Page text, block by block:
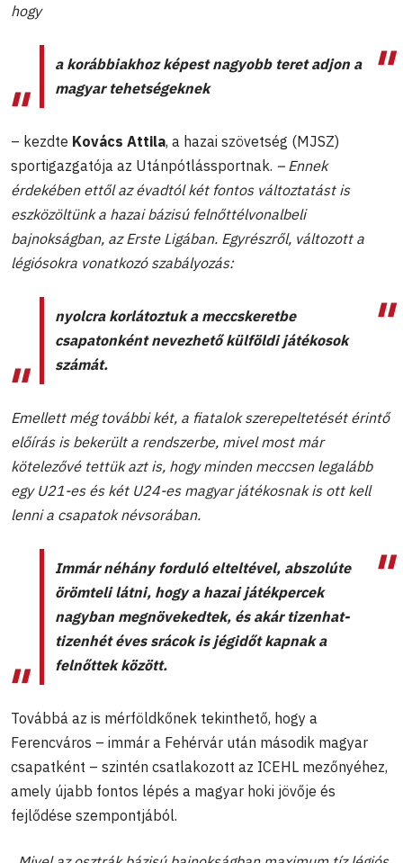
hogy
a korábbiakhoz képest nagyobb teret adjon a
magyar tehetségeknek
– kezdte Kovács Attila, a hazai szövetség (MJSZ)
sportigazgatója az Utánpótlássportnak. – Ennek
érdekében ettől az évadtól két fontos változtatást is
eszközöltünk a hazai bázisú felnőttélvonalbeli
bajnokságban, az Erste Ligában. Egyrészről, változott a
légiósokra vonatkozó szabályozás:
nyolcra korlátoztuk a meccskeretbe
csapatonként nevezhető külföldi játékosok
számát.
Emellett még további két, a fiatalok szerepeltetését érintő
előírás is bekerült a rendszerbe, mivel most már
kötelezővé tettük azt is, hogy minden meccsen legalább
egy U21-es és két U24-es magyar játékosnak is ott kell
lenni a csapatok névsorában.
Immár néhány forduló elteltével, abszolúte
örömteli látni, hogy a hazai játékpercek
nagyban megnövekedtek, és akár tizenhat-
tizenhét éves srácok is jégidőt kapnak a
felnőttek között.
Továbbá az is mérföldkőnek tekinthető, hogy a
Ferencváros – immár a Fehérvár után második magyar
csapatként – szintén csatlakozott az ICEHL mezőnyéhez,
amely újabb fontos lépés a magyar hoki jövője és
fejlődése szempontjából.